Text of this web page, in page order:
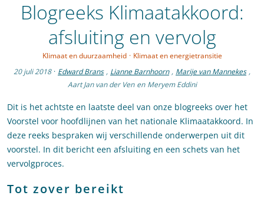
Blogreeks Klimaatakkoord:
afsluiting en vervolg
Klimaat en duurzaamheid · Klimaat en energietransitie
20 juli 2018 · Edward Brans , Lianne Barnhoorn , Marije van Mannekes ,
Aart Jan van der Ven en Meryem Eddini
Dit is het achtste en laatste deel van onze blogreeks over het
Voorstel voor hoofdlijnen van het nationale Klimaatakkoord. In
deze reeks bespraken wij verschillende onderwerpen uit dit
voorstel. In dit bericht een afsluiting en een schets van het
vervolgproces.
Tot zover bereikt